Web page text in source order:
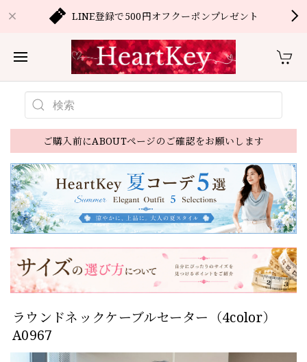
LINE登録で500円オフクーポンプレゼント
ご購入前にABOUTページのご確認をお願いします
ラウンドネックケーブルセーター（4color）
A0967